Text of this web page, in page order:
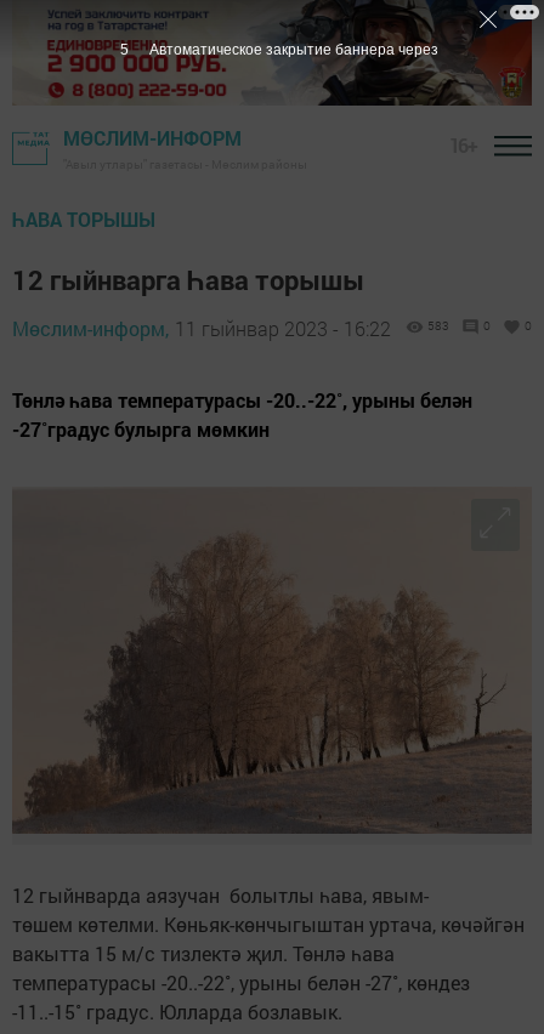
МӨСЛИМ-ИНФОРМ
ҺАВА ТОРЫШЫ
12 гыйнварга Һава торышы
Мөслим-информ, 11 гыйнвар 2023 - 16:22 583 0 0
Төнлә һава температурасы -20..-22˚, урыны белән
-27˚градус булырга мөмкин
12 гыйнварда аязучан болытлы һава, явым-
төшем көтелми. Көньяк-көнчыгыштан уртача, көчәйгән
вакытта 15 м/с тизлектә җил. Төнлә һава
температурасы -20..-22˚, урыны белән -27˚, көндез
-11..-15˚ градус. Юлларда бозлавык.
4 Автоматическое закрытие баннера через